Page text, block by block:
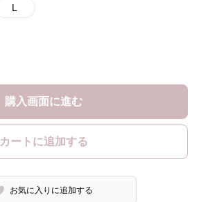
L
購入画面に進む
カートに追加する
お気に入りに追加する